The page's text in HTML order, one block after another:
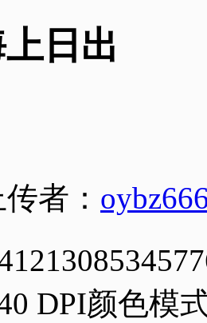
日出
传者：
DPI颜色模